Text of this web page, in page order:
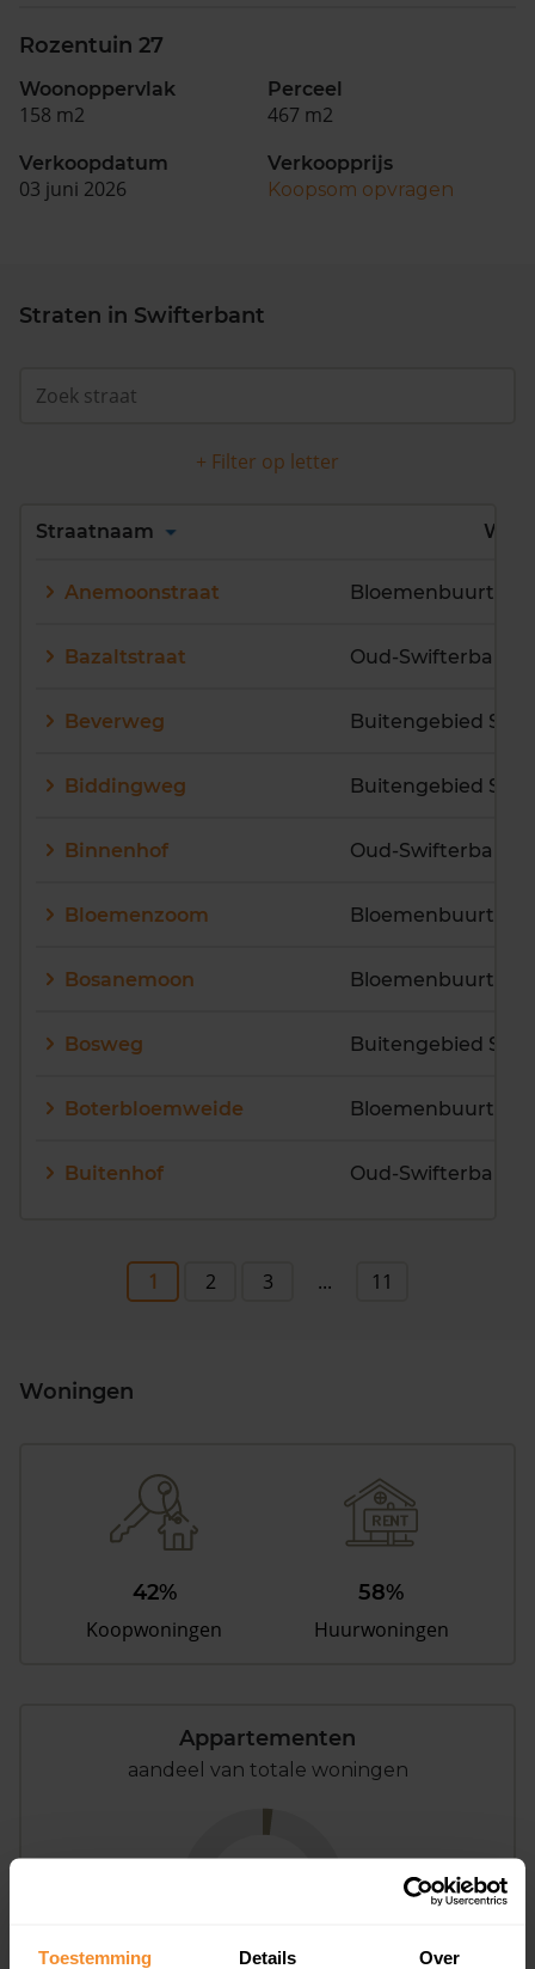
Toestemming Details Over
Rozentuin 27
Woonoppervlak
158 m2
Perceel
467 m2
Verkoopdatum
03 juni 2026
Verkoopprijs
Koopsom opvragen
Straten in Swifterbant
+ Filter op letter
Alles
Q
R U
V
Straatnaam Wijk
Anemoonstraat Bloemenbuurt
Bazaltstraat Oud-Swifterbant
Beverweg Buitengebied
Biddingweg Buitengebied
Binnenhof Oud-Swifterbant
Bloemenzoom Bloemenbuurt
Bosanemoon Bloemenbuurt
Bosweg Buitengebied
Boterbloemweide Bloemenbuurt
Buitenhof Oud-Swifterbant
1 2 3 ... 11
Woningen
42%
Koopwoningen
58%
Huurwoningen
Appartementen
aandeel van totale woningen